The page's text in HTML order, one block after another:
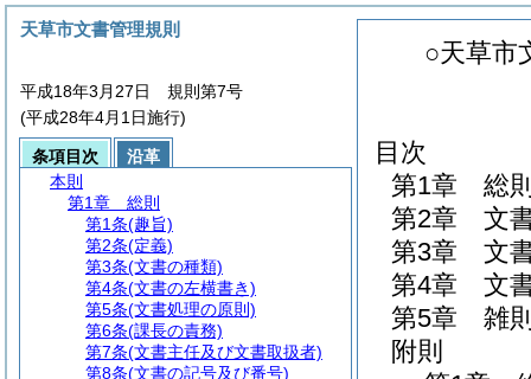
○天草市
目次
第1章
総
第2章
文
第3章
文
第4章
文
第5章
雑
附則
天草市文書管理規則
平成18年3月27日 規則第7号
(平成28年4月1日施行)
条項目次
沿革
本則
第1章
総則
第1条(趣旨)
第2条(定義)
第3条(文書の種類)
第4条(文書の左横書き)
第5条(文書処理の原則)
第6条(課長の責務)
第7条(文書主任及び文書取扱者)
第8条(文書の記号及び番号)